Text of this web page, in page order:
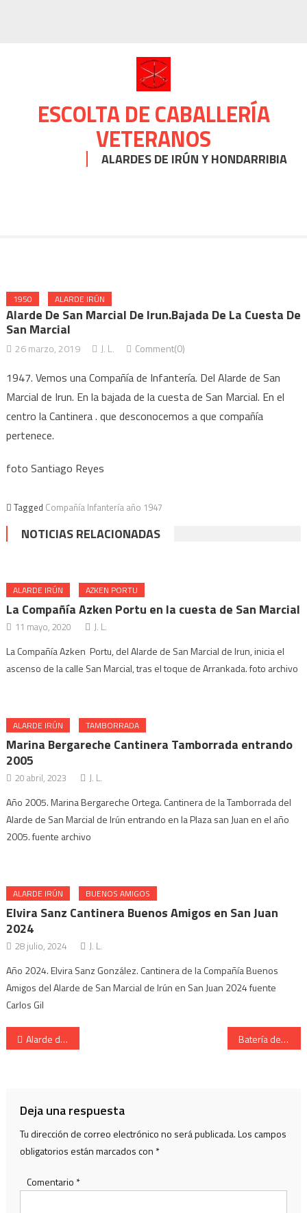
ESCOLTA DE CABALLERÍA
VETERANOS
ALARDES DE IRÚN Y HONDARRIBIA
1950 ALARDE IRÚN
Alarde De San Marcial De Irun.Bajada De La Cuesta De
San Marcial
26 marzo, 2019 J. L. Comment(0)
1947. Vemos una Compañía de Infantería. Del Alarde de San
Marcial de Irun. En la bajada de la cuesta de San Marcial. En el
centro la Cantinera . que desconocemos a que compañía
pertenece.
foto Santiago Reyes
Tagged Compañía Infantería año 1947
NOTICIAS RELACIONADAS
ALARDE IRÚN AZKEN PORTU
La Compañía Azken Portu en la cuesta de San Marcial
11 mayo, 2020 J. L.
La Compañía Azken Portu, del Alarde de San Marcial de Irun, inicia el
ascenso de la calle San Marcial, tras el toque de Arrankada. foto archivo
ALARDE IRÚN TAMBORRADA
Marina Bergareche Cantinera Tamborrada entrando
2005
20 abril, 2023 J. L.
Año 2005. Marina Bergareche Ortega. Cantinera de la Tamborrada del
Alarde de San Marcial de Irún entrando en la Plaza san Juan en el año
2005. fuente archivo
ALARDE IRÚN BUENOS AMIGOS
Elvira Sanz Cantinera Buenos Amigos en San Juan
2024
28 julio, 2024 J. L.
Año 2024. Elvira Sanz González. Cantinera de la Compañía Buenos
Amigos del Alarde de San Marcial de Irún en San Juan 2024 fuente
Carlos Gil
Navegación
Alarde de San Marcial de Irún. Mandos ,Cantineras y autoridades. Batería de Artillería del Alarde de Hondarribia – Mª Rosario Kanpandegi
Deja una respuesta
Tu dirección de correo electrónico no será publicada.Los campos
obligatorios están marcados con *
Comentario *